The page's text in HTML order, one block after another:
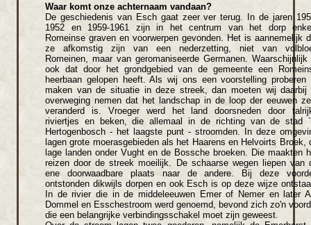
Waar komt onze achternaam vandaan?
De geschiedenis van Esch gaat zeer ver terug. In de jaren
1952 en 1959-1961 zijn in het centrum van het dorp
Romeinse graven en voorwerpen gevonden. Het is aannemelijk
ze afkomstig zijn van een nederzetting, niet van
Romeinen, maar van geromaniseerde Germanen. Waarschijnlijk
ook dat door het grondgebied van de gemeente een
heerbaan gelopen heeft. Als wij ons een voorstelling proberen
maken van de situatie in deze streek, dan moeten wij daarbij
overweging nemen dat het landschap in de loop der eeuwen
veranderd is. Vroeger werd het land doorsneden door
riviertjes en beken, die allemaal in de richting van de stad
Hertogenbosch - het laagste punt - stroomden. In deze
lagen grote moerasgebieden als het Haarens en Helvoirts Broek,
lage landen onder Vught en de Bossche broeken. Die maakten
reizen door de streek moeilijk. De schaarse wegen liepen van
ene doorwaadbare plaats naar de andere. Bij deze
ontstonden dikwijls dorpen en ook Esch is op deze wijze
In de rivier die in de middeleeuwen Emer of Nemer en later
Dommel en Esschestroom werd genoemd, bevond zich zo'n
die een belangrijke verbindingsschakel moet zijn geweest.